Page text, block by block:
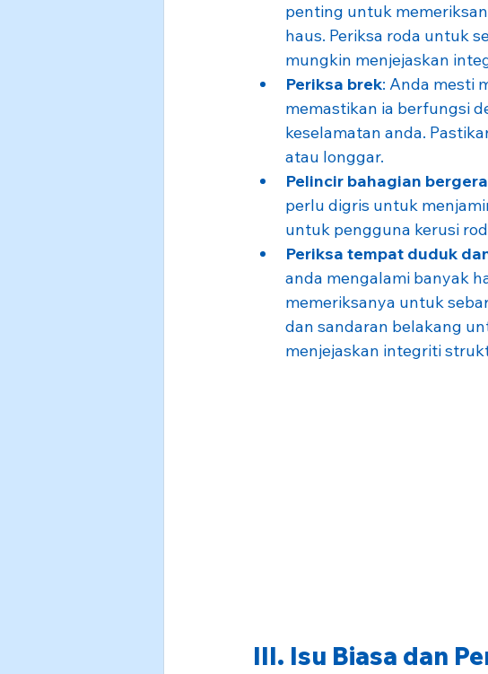
penting untuk
haus. Periksa roda untuk
mungkin menjejaskan
Periksa brek: Anda mesti
memastikan ia berfungsi
keselamatan anda.
atau longgar.
Pelincir bahagian
perlu digris untuk
untuk pengguna kerusi
Periksa tempat duduk
anda mengalami banyak
memeriksanya untuk
dan sandaran belakang
menjejaskan integriti
III. Isu Biasa dan